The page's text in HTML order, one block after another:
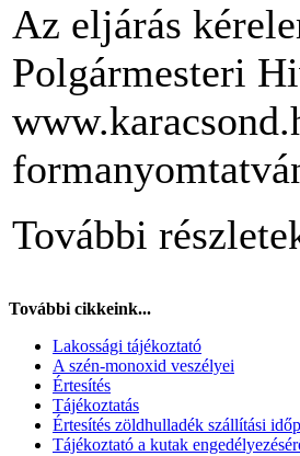
Az eljárás
Polgármesteri
További
További cikkeink...
Lakossági tájékoztató
A szén-monoxid veszélyei
Értesítés
Tájékoztatás
Értesítés zöldhulladék szállítási
Tájékoztató a kutak